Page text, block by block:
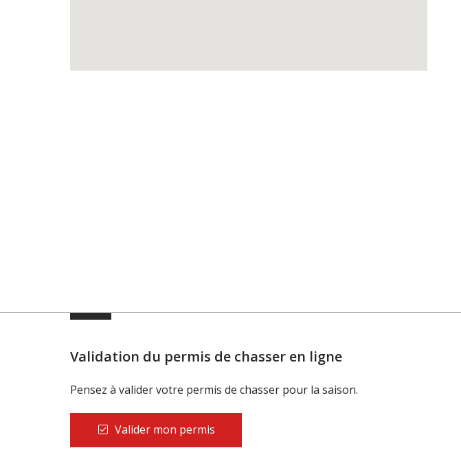
Validation du permis de chasser en ligne
Pensez à valider votre permis de chasser pour la saison.
Valider mon permis